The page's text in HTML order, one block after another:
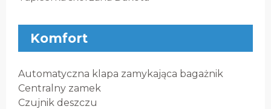
Komfort
Automatyczna klapa zamykająca bagażnik
Centralny zamek
Czujnik deszczu